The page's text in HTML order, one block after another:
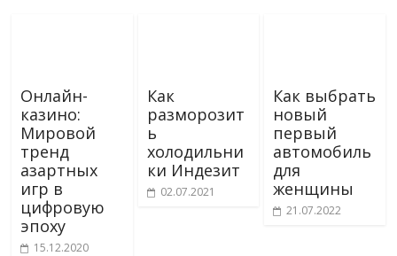
Онлайн-
казино:
Мировой
тренд
азартных
игр в
цифровую
эпоху
15.12.2020
Как
разморозит
ь
холодильни
ки Индезит
02.07.2021
Как выбрать
новый
первый
автомобиль
для
женщины
21.07.2022